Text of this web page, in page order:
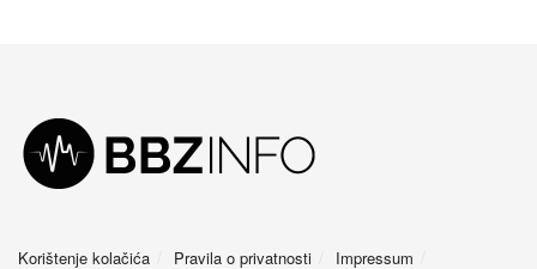
Korištenje kolačića Pravila o privatnosti Impressum